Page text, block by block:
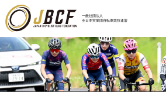
一般社団法人
全日本実業団自転車競技連盟
ニュース
レース日程